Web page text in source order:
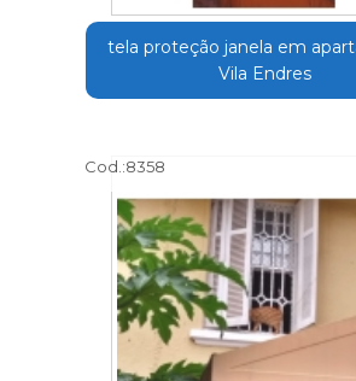
tela proteção janela em
Vila Endres
Cod.:8358